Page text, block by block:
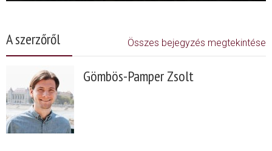
A szerzőről Összes bejegyzés megtekintése
Gömbös-Pamper Zsolt